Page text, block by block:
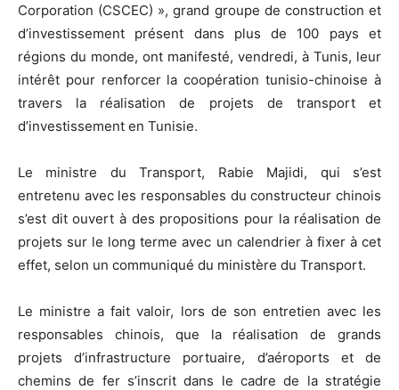
Corporation (CSCEC) », grand groupe de construction et
d’investissement présent dans plus de 100 pays et
régions du monde, ont manifesté, vendredi, à Tunis, leur
intérêt pour renforcer la coopération tunisio-chinoise à
travers la réalisation de projets de transport et
d’investissement en Tunisie.
Le ministre du Transport, Rabie Majidi, qui s’est
entretenu avec les responsables du constructeur chinois
s’est dit ouvert à des propositions pour la réalisation de
projets sur le long terme avec un calendrier à fixer à cet
effet, selon un communiqué du ministère du Transport.
Le ministre a fait valoir, lors de son entretien avec les
responsables chinois, que la réalisation de grands
projets d’infrastructure portuaire, d’aéroports et de
chemins de fer s’inscrit dans le cadre de la stratégie